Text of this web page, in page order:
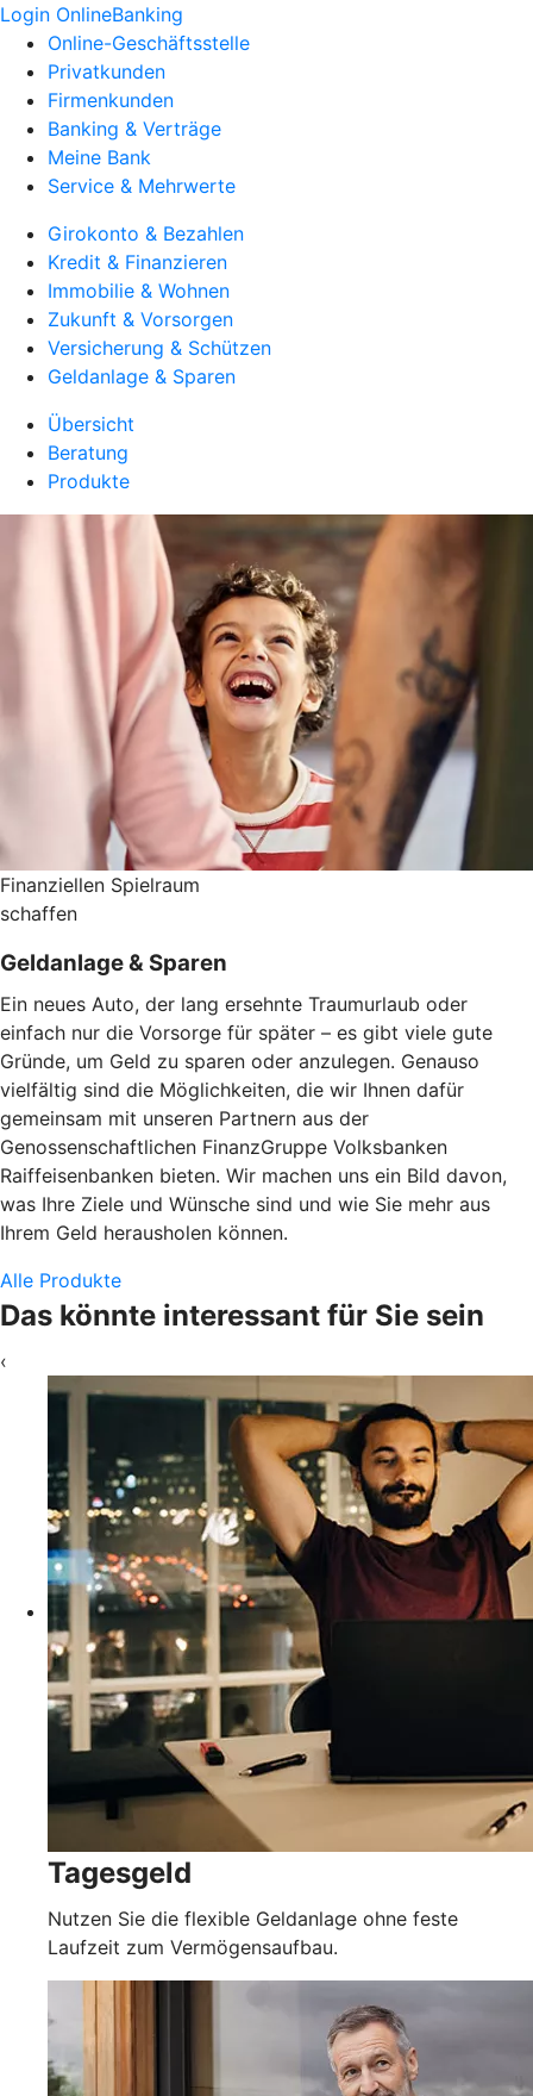
Login OnlineBanking
Online-Geschäftsstelle
Privatkunden
Firmenkunden
Banking & Verträge
Meine Bank
Service & Mehrwerte
Girokonto & Bezahlen
Kredit & Finanzieren
Immobilie & Wohnen
Zukunft & Vorsorgen
Versicherung & Schützen
Geldanlage & Sparen
Übersicht
Beratung
Produkte
Finanziellen Spielraum
schaffen
Geldanlage & Sparen
Ein neues Auto, der lang ersehnte Traumurlaub oder
einfach nur die Vorsorge für später – es gibt viele gute
Gründe, um Geld zu sparen oder anzulegen. Genauso
vielfältig sind die Möglichkeiten, die wir Ihnen dafür
gemeinsam mit unseren Partnern aus der
Genossenschaftlichen FinanzGruppe Volksbanken
Raiffeisenbanken bieten. Wir machen uns ein Bild davon,
was Ihre Ziele und Wünsche sind und wie Sie mehr aus
Ihrem Geld herausholen können.
Alle Produkte
Das könnte interessant für Sie sein
‹
Tagesgeld
Nutzen Sie die flexible Geldanlage ohne feste
Laufzeit zum Vermögensaufbau.